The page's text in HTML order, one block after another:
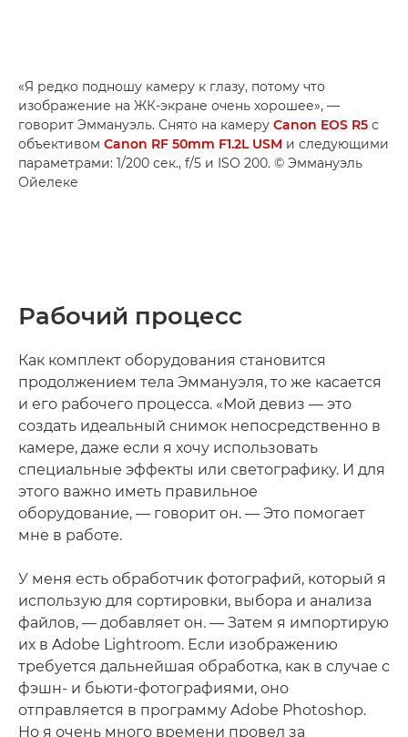
«Я редко подношу камеру к глазу, потому что
изображение на ЖК-экране очень хорошее», —
говорит Эммануэль. Снято на камеру Canon EOS R5 с
объективом Canon RF 50mm F1.2L USM и следующими
параметрами: 1/200 сек., f/5 и ISO 200. © Эммануэль
Ойелеке
Рабочий процесс
Как комплект оборудования становится
продолжением тела Эммануэля, то же касается
и его рабочего процесса. «Мой девиз — это
создать идеальный снимок непосредственно в
камере, даже если я хочу использовать
специальные эффекты или светографику. И для
этого важно иметь правильное
оборудование, — говорит он. — Это помогает
мне в работе.
У меня есть обработчик фотографий, который я
использую для сортировки, выбора и анализа
файлов, — добавляет он. — Затем я импортирую
их в Adobe Lightroom. Если изображению
требуется дальнейшая обработка, как в случае с
фэшн- и бьюти-фотографиями, оно
отправляется в программу Adobe Photoshop.
Но я очень много времени провел за